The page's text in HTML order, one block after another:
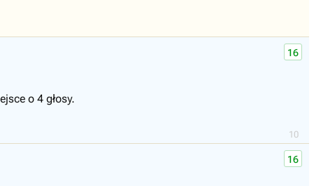
10
16
o 4 głosy.
16